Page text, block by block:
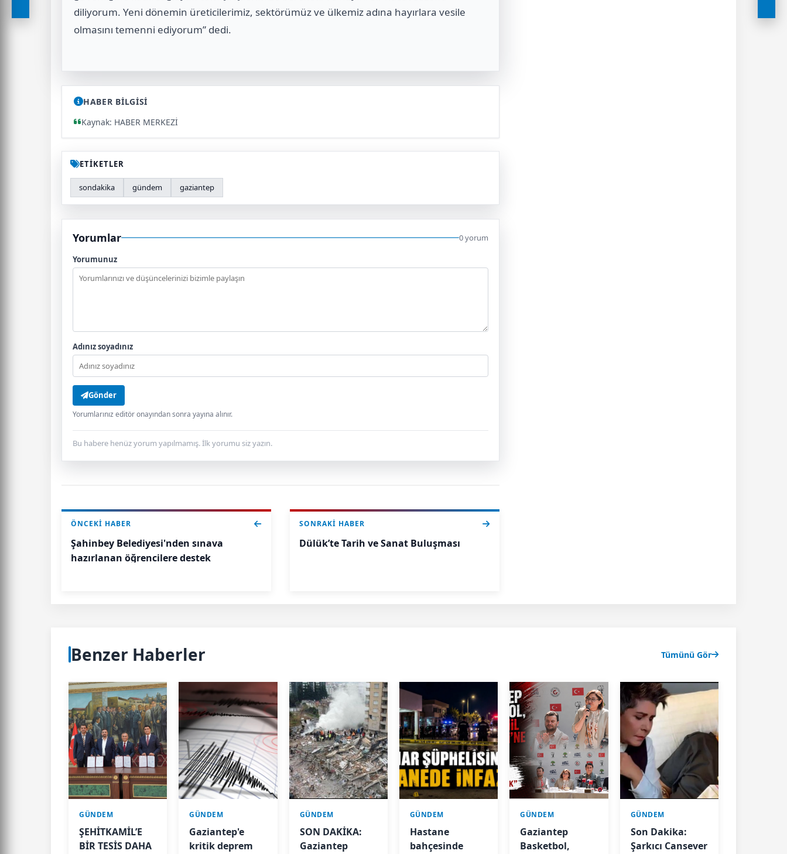
diliyorum. Yeni dönemin üreticilerimiz, sektörümüz ve ülkemiz adına hayırlara vesile
olmasını temenni ediyorum” dedi.
HABER BİLGİSİ
Kaynak: HABER MERKEZİ
ETİKETLER
sondakika gündem gaziantep
Yorumlar 0 yorum
Yorumunuz
Adınız soyadınız
Gönder
Yorumlarınız editör onayından sonra yayına alınır.
Bu habere henüz yorum yapılmamış. İlk yorumu siz yazın.
ÖNCEKI HABER
Şahinbey Belediyesi'nden sınava
hazırlanan öğrencilere destek
SONRAKI HABER
Dülük’te Tarih ve Sanat Buluşması
Benzer Haberler Tümünü Gör
GÜNDEM
ŞEHİTKAMİL’E
BİR TESİS DAHA
GÜNDEM
Gaziantep'e
kritik deprem
GÜNDEM
SON DAKİKA:
Gaziantep
GÜNDEM
Hastane
bahçesinde
GÜNDEM
Gaziantep
Basketbol,
GÜNDEM
Son Dakika:
Şarkıcı Cansever